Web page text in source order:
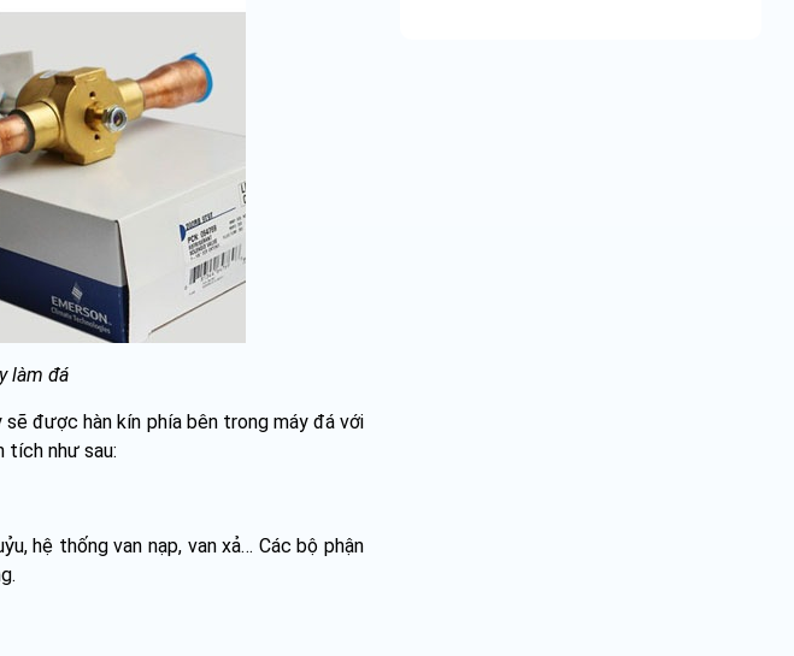
làm đá
được hàn kín phía bên trong máy đá với
tích như sau:
hệ thống van nạp, van xả… Các bộ phận